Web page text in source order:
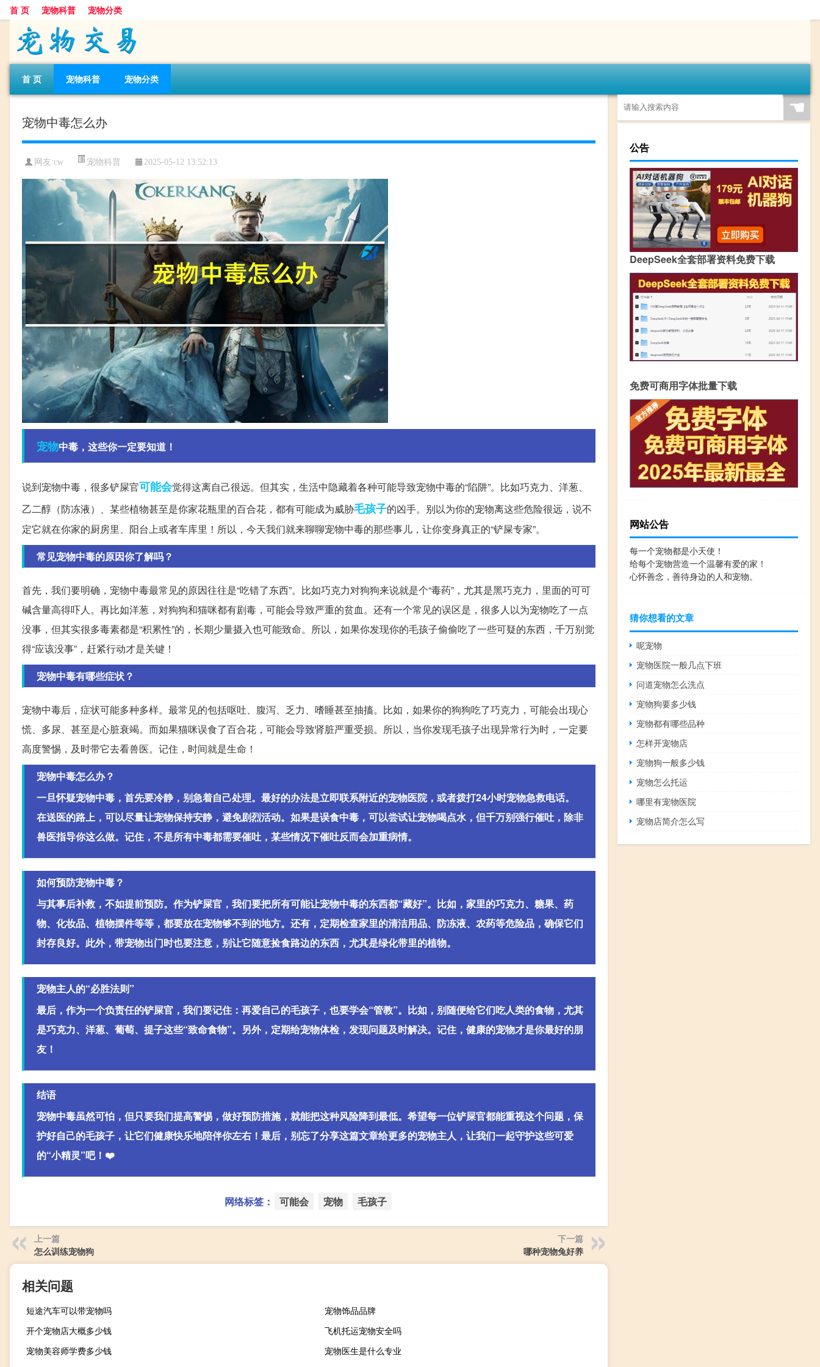
首 页 宠物科普 宠物分类
首 页 宠物科普 宠物分类
宠物中毒怎么办
网友:cw 宠物科普 2025-05-12 13:52:13
宠物中毒，这些你一定要知道！
说到宠物中毒，很多铲屎官可能会觉得这离自己很远。但其实，生活中隐藏着各种可能导致宠物中毒的“陷阱”。比如巧克力、洋葱、
乙二醇（防冻液）、某些植物甚至是你家花瓶里的百合花，都有可能成为威胁毛孩子的凶手。别以为你的宠物离这些危险很远，说不
定它就在你家的厨房里、阳台上或者车库里！所以，今天我们就来聊聊宠物中毒的那些事儿，让你变身真正的“铲屎专家”。
常见宠物中毒的原因你了解吗？
首先，我们要明确，宠物中毒最常见的原因往往是“吃错了东西”。比如巧克力对狗狗来说就是个“毒药”，尤其是黑巧克力，里面的可可
碱含量高得吓人。再比如洋葱，对狗狗和猫咪都有剧毒，可能会导致严重的贫血。还有一个常见的误区是，很多人以为宠物吃了一点
没事，但其实很多毒素都是“积累性”的，长期少量摄入也可能致命。所以，如果你发现你的毛孩子偷偷吃了一些可疑的东西，千万别觉
得“应该没事”，赶紧行动才是关键！
宠物中毒有哪些症状？
宠物中毒后，症状可能多种多样。最常见的包括呕吐、腹泻、乏力、嗜睡甚至抽搐。比如，如果你的狗狗吃了巧克力，可能会出现心
慌、多尿、甚至是心脏衰竭。而如果猫咪误食了百合花，可能会导致肾脏严重受损。所以，当你发现毛孩子出现异常行为时，一定要
高度警惕，及时带它去看兽医。记住，时间就是生命！
宠物中毒怎么办？
一旦怀疑宠物中毒，首先要冷静，别急着自己处理。最好的办法是立即联系附近的宠物医院，或者拨打24小时宠物急救电话。
在送医的路上，可以尽量让宠物保持安静，避免剧烈活动。如果是误食中毒，可以尝试让宠物喝点水，但千万别强行催吐，除非
兽医指导你这么做。记住，不是所有中毒都需要催吐，某些情况下催吐反而会加重病情。
如何预防宠物中毒？
与其事后补救，不如提前预防。作为铲屎官，我们要把所有可能让宠物中毒的东西都“藏好”。比如，家里的巧克力、糖果、药
物、化妆品、植物摆件等等，都要放在宠物够不到的地方。还有，定期检查家里的清洁用品、防冻液、农药等危险品，确保它们
封存良好。此外，带宠物出门时也要注意，别让它随意捡食路边的东西，尤其是绿化带里的植物。
宠物主人的“必胜法则”
最后，作为一个负责任的铲屎官，我们要记住：再爱自己的毛孩子，也要学会“管教”。比如，别随便给它们吃人类的食物，尤其
是巧克力、洋葱、葡萄、提子这些“致命食物”。另外，定期给宠物体检，发现问题及时解决。记住，健康的宠物才是你最好的朋
友！
结语
宠物中毒虽然可怕，但只要我们提高警惕，做好预防措施，就能把这种风险降到最低。希望每一位铲屎官都能重视这个问题，保
护好自己的毛孩子，让它们健康快乐地陪伴你左右！最后，别忘了分享这篇文章给更多的宠物主人，让我们一起守护这些可爱
的“小精灵”吧！❤️
网络标签： 可能会 宠物 毛孩子
上一篇
怎么训练宠物狗
下一篇
哪种宠物兔好养
相关问题
短途汽车可以带宠物吗
宠物饰品品牌
开个宠物店大概多少钱
飞机托运宠物安全吗
宠物美容师学费多少钱
宠物医生是什么专业
☚
公告
DeepSeek全套部署资料免费下载
免费可商用字体批量下载
网站公告
每一个宠物都是小天使！
给每个宠物营造一个温馨有爱的家！
心怀善念，善待身边的人和宠物。
猜你想看的文章
呢宠物
宠物医院一般几点下班
问道宠物怎么洗点
宠物狗要多少钱
宠物都有哪些品种
怎样开宠物店
宠物狗一般多少钱
宠物怎么托运
哪里有宠物医院
宠物店简介怎么写